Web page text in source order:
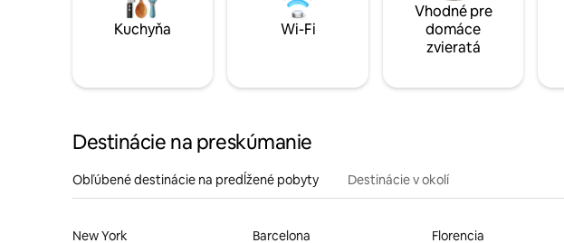
Kuchyňa Wi-Fi
Vhodné pre
domáce
zvieratá
Destinácie na preskúmanie
Obľúbené destinácie na predĺžené pobyty Destinácie v okolí
New York Barcelona Florencia